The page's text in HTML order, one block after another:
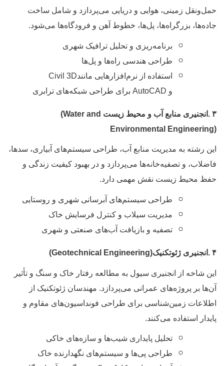
زمینی، هوایی و دریایی می‌پردازد و شامل ساخت
بزرگراه‌ها، پل‌ها، خطوط آهن و فرودگاه‌ها می‌شود.
برنامه‌ریزی و تحلیل ترافیک شهری
طراحی هندسی راه‌ها و پل‌ها
استفاده از نرم‌افزارهایی مانندCivil 3D
AutoCADبرای طراحی شبکه‌های ترابری
انجنیری منابع آب و محیط زیست(Water and
Environmental
رشته به مدیریت منابع آب، طراحی سیستم‌های آبیاری، سدها،
و تصفیه‌خانه‌ها می‌پردازد و در بهبود کیفیت زندگی و
محیط زیست نقش مهمی دارد
طراحی سیستم‌های آبرسانی شهری و روستایی
مدیریت سیلاب و کنترل فرسایش خاک
تصفیه و بازیافت آب‌های صنعتی و شهری
انجنیری ژئوتکنیک(Geotechnical Engineering)
شاخه از انجنیری سیول به مطالعه رفتار خاک و سنگ و تأثیر
بر پروژه‌های عمرانی می‌پردازد. مهندسان ژئوتکنیک از
زمین‌شناسی برای طراحی فونداسیون‌های مقاوم و
استفاده می‌کنند.
تحلیل پایداری شیب‌ها و سازه‌های خاکی
طراحی پی‌ها و سیستم‌های نگهدارنده خاک